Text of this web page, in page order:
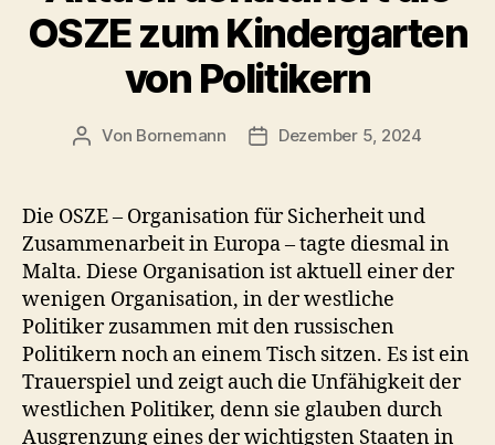
OSZE zum Kindergarten
von Politikern
Beitragsautor
Von Bornemann Veröffentlichungsdatum
Dezember 5, 2024
Die OSZE – Organisation für Sicherheit und
Zusammenarbeit in Europa – tagte diesmal in
Malta. Diese Organisation ist aktuell einer der
wenigen Organisation, in der westliche
Politiker zusammen mit den russischen
Politikern noch an einem Tisch sitzen. Es ist ein
Trauerspiel und zeigt auch die Unfähigkeit der
westlichen Politiker, denn sie glauben durch
Ausgrenzung eines der wichtigsten Staaten in